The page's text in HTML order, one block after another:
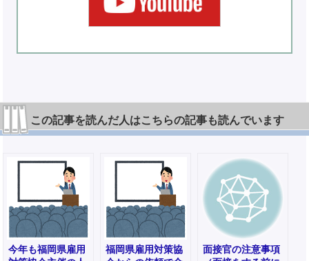
この記事を読んだ人はこちらの記事も読んでいます
今年も福岡県雇用
福岡県雇用対策協
面接官の注意事項